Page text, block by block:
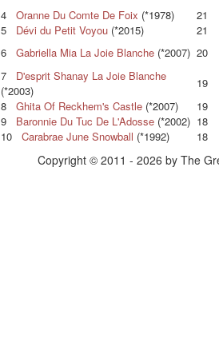
4 Oranne Du Comte De Foix (*1978)
21
5 Dévi du Petit Voyou (*2015)
21
6 Gabriella Mia La Joie Blanche (*2007) 20
7 D'esprit Shanay La Joie Blanche
(*2003)
19
8 Ghita Of Reckhem's Castle (*2007)
19
9 Baronnie Du Tuc De L'Adosse (*2002) 18
10 Carabrae June Snowball (*1992) 18
Copyright © 2011 - 2026 by The